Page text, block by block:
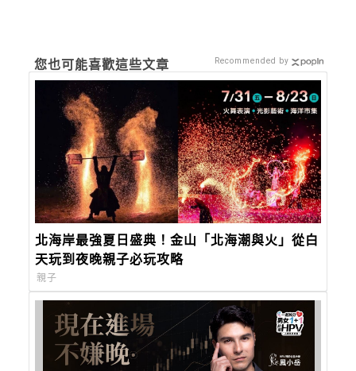
您也可能喜歡這些文章
北海岸最強夏日盛典！金山「北海潮與火」從白
天玩到夜晚親子必玩攻略
親子
Recommended by